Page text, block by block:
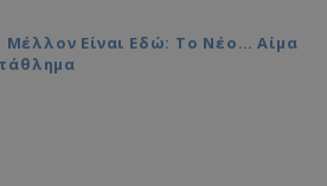
Μέλλον Είναι Εδώ: Το Νέο… Αίμα